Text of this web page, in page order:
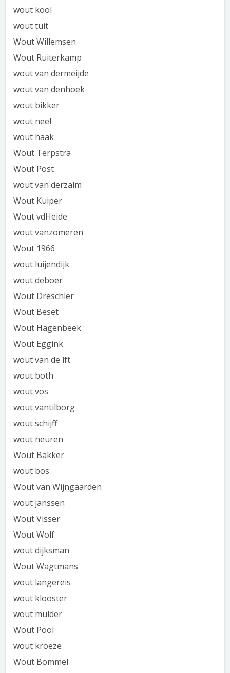
wout kool
wout tuit
Wout Willemsen
Wout Ruiterkamp
wout van dermeijde
wout van denhoek
wout bikker
wout neel
wout haak
Wout Terpstra
Wout Post
wout van derzalm
Wout Kuiper
Wout vdHeide
wout vanzomeren
Wout 1966
wout luijendijk
wout deboer
Wout Dreschler
Wout Beset
Wout Hagenbeek
Wout Eggink
wout van de lft
wout both
wout vos
wout vantilborg
wout schijff
wout neuren
Wout Bakker
wout bos
Wout van Wijngaarden
wout janssen
Wout Visser
Wout Wolf
wout dijksman
Wout Wagtmans
wout langereis
wout klooster
wout mulder
Wout Pool
wout kroeze
Wout Bommel